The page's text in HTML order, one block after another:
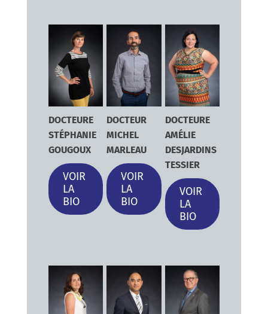
DOCTEURE
STÉPHANIE
GOUGOUX
VOIR
LA
BIO
DOCTEUR
MICHEL
MARLEAU
VOIR
LA
BIO
DOCTEURE
AMÉLIE
DESJARDINS
TESSIER
VOIR
LA
BIO